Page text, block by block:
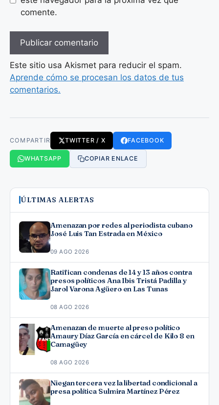
comente.
Este sitio usa Akismet para reducir el spam.
Aprende cómo se procesan los datos de tus
comentarios.
COMPARTIR TWITTER / X FACEBOOK
WHATSAPP COPIAR ENLACE
ÚLTIMAS ALERTAS
Amenazan por redes al periodista cubano
José Luis Tan Estrada en México
09 AGO 2026
Ratifican condenas de 14 y 13 años contra
presos políticos Ana Ibis Tristá Padilla y
Jarol Varona Agüero en Las Tunas
08 AGO 2026
Amenazan de muerte al preso político
Amaury Díaz García en cárcel de Kilo 8 en
Camagüey
08 AGO 2026
Niegan tercera vez la libertad condicional a
presa política Sulmira Martínez Pérez